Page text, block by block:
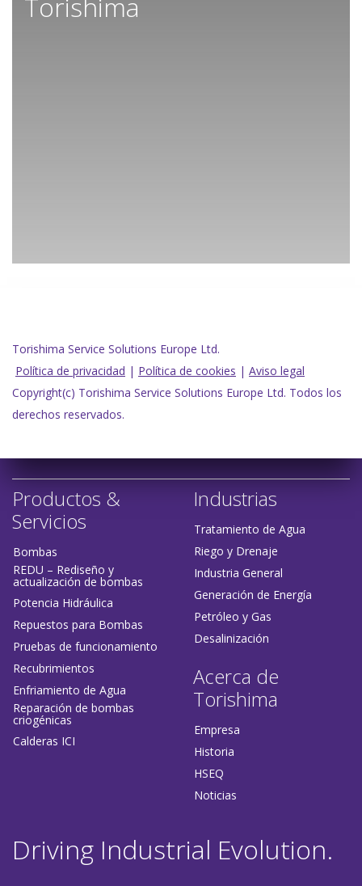
Torishima Service Solutions Europe Ltd.
Política de privacidad | Política de cookies | Aviso legal
Copyright(c) Torishima Service Solutions Europe Ltd. Todos los
derechos reservados.
Productos &
Servicios
Bombas
REDU – Rediseño y
actualización de bombas
Potencia Hidráulica
Repuestos para Bombas
Pruebas de funcionamiento
Recubrimientos
Enfriamiento de Agua
Reparación de bombas
criogénicas
Calderas ICI
Industrias
Tratamiento de Agua
Riego y Drenaje
Industria General
Generación de Energía
Petróleo y Gas
Desalinización
Acerca de
Torishima
Empresa
Historia
HSEQ
Noticias
Driving Industrial Evolution.